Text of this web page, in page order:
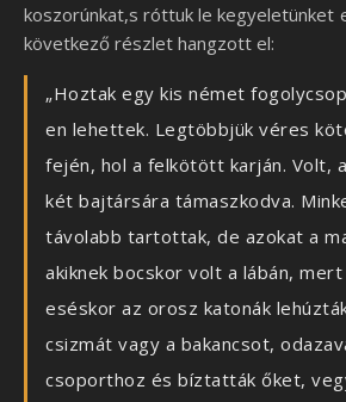
koszorúnkat,s róttuk le kegyeletünket
következő részlet hangzott el:
„Hoztak egy kis német
en lehettek. Legtöbbjük véres
fején, hol a felkötött karján. Volt,
két bajtársára támaszkodva.
távolabb tartottak, de azokat a
akiknek bocskor volt a lábán,
eséskor az orosz katonák
csizmát vagy a bakancsot,
csoporthoz és bíztatták őket,